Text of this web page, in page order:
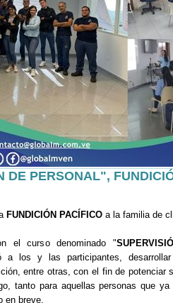
DE PERSONAL",
FUNDICIÓN PACÍFICO a la familia de
el curso denominado "
a los y las participantes,
entre otras, con el fin de potenciar
tanto para aquellas personas que
en breve.